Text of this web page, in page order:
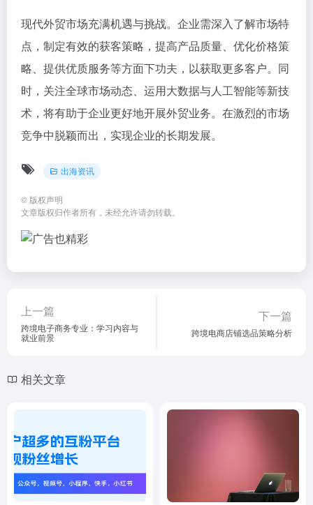
现代外贸市场充满机遇与挑战。企业需深入了解市场特
点，制定有效的获客策略，提高产品质量、优化价格策
略、提供优质服务等方面下功夫，以获取更多客户。同
时，关注全球市场动态、运用大数据与人工智能等新技
术，将有助于企业更好地开展外贸业务。在激烈的市场
竞争中脱颖而出，实现企业的长期发展。
出海资讯
© 版权声明
文章版权归作者所有，未经允许请勿转载。
上一篇
跨境电子商务专业：学习内容与
就业前景
下一篇
跨境电商店铺选品策略分析
相关文章